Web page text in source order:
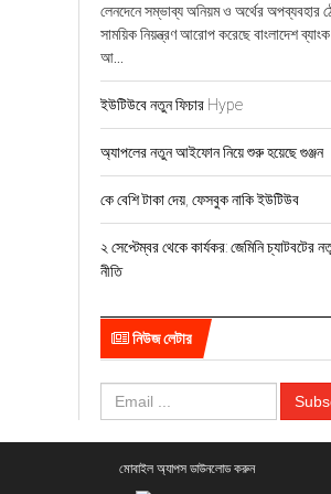
লেনদেনে সম্ভাব্য অনিয়ম ও অর্থের অপব্যবহার
সাময়িক নিয়ন্ত্রণ আরোপ করেছে বাংলাদেশ
আ...
ইউটিউবে নতুন ফিচার Hype
অ্যাপলের নতুন আইফোন নিয়ে শুরু হয়েছে গুঞ্জন
কে বেশি টাকা দেয়, ফেসবুক নাকি ইউটিউব
২ সেপ্টেম্বর থেকে কার্যকর: জেমিনি চ্যাটবটের
নীতি
নিউজ লেটার
মোবাইল অ্যাপস ডাউনলোড করুন